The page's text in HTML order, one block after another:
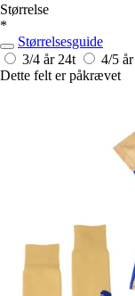
Størrelse
*
Størrelsesguide
3/4 år 24t 4/5 år
Dette felt er påkrævet